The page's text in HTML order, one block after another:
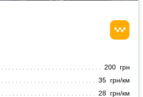
200 грн
35 грн/км
28 грн/км